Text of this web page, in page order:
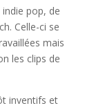
pop, de
Celle-ci se
mais
les clips de
inventifs et